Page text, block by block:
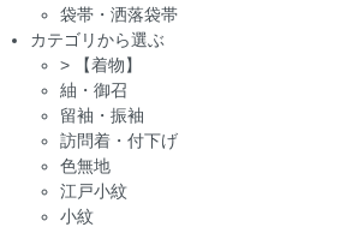
袋帯・洒落袋帯
カテゴリから選ぶ
>
【着物】
紬・御召
留袖・振袖
訪問着・付下げ
色無地
江戸小紋
小紋